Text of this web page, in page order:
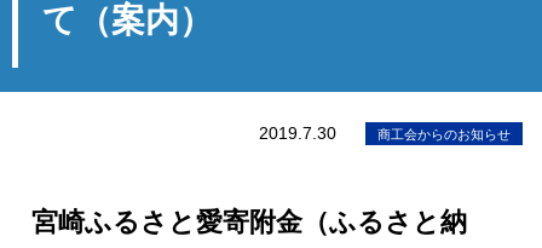
女性部
税務・経理指導・労働保険事務
需要動向調査
地域振興事業
さどわらブランド
さどわらブランド
会員紹介
ログイン
login
て（案内）
2019.7.30 商工会からのお知らせ
宮崎ふるさと愛寄附金（ふるさと納